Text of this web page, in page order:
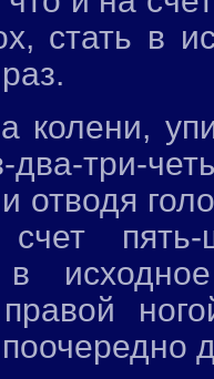
стать в
колени,
два-три-
отводя
пять-
в